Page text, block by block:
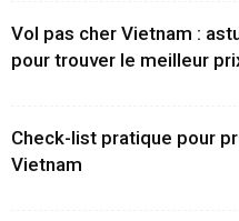
Vol pas cher Vietnam :
pour trouver le meilleur
Check-list pratique pour
Vietnam